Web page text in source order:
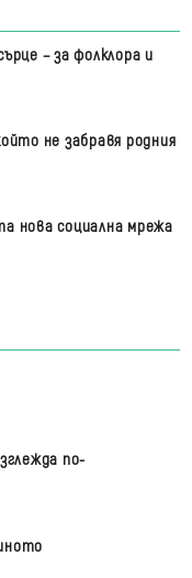
– за фолклора и
не забравя родния
нова социална мрежа
по-